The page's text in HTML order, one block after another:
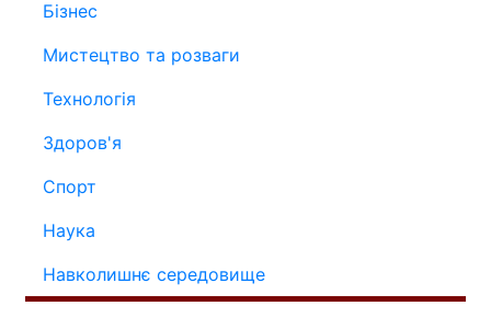
Бізнес
Мистецтво та розваги
Технологія
Здоров'я
Спорт
Наука
Навколишнє середовище